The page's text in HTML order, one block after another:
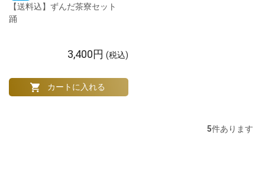
【送料込】ずんだ茶寮セット
踊
3,400円 (税込)
5件あります